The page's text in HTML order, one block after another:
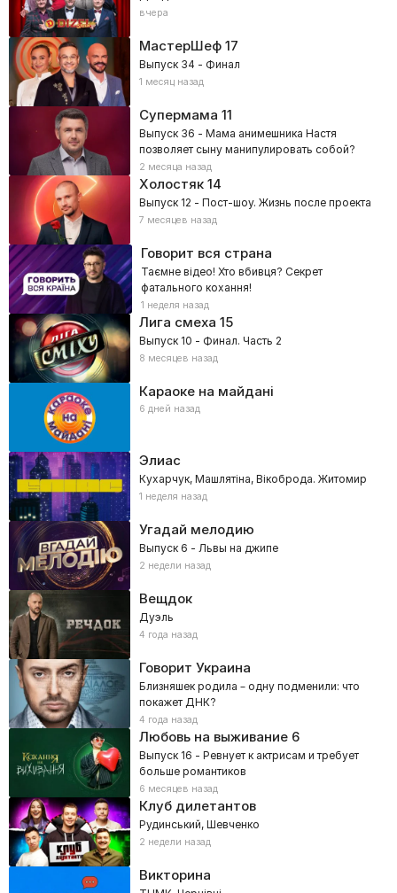
вчера
МастерШеф17
Выпуск 34 - Финал
1 месяц назад
Супермама 11
Выпуск 36 - Мама анимешника Настя
позволяет сыну манипулировать собой?
2 месяца назад
Холостяк14
Выпуск 12 - Пост-шоу. Жизнь после проекта
7 месяцев назад
Говорит вся страна
Таємне відео! Хто вбивця? Секрет
фатального кохання!
1 неделя назад
Лига смеха 15
Выпуск 10 - Финал. Часть 2
8 месяцев назад
Караоке на майдані
6 дней назад
Элиас
Кухарчук, Машлятіна, Вікоброда. Житомир
1 неделя назад
Угадай мелодию
Выпуск 6 - Львы на джипе
2 недели назад
Вещдок
Дуэль
4 года назад
Говорит Украина
Близняшек родила – одну подменили: что
покажет ДНК?
4 года назад
Любовь на выживание6
Выпуск 16 - Ревнует к актрисам и требует
больше романтиков
6 месяцев назад
Клуб дилетантов
Рудинський, Шевченко
2 недели назад
Викторина